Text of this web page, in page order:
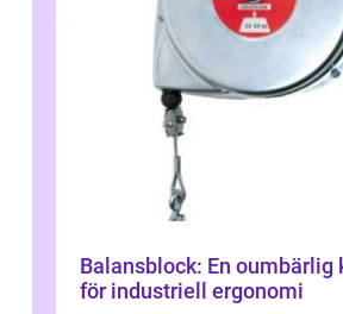
Balansblock: En oumbärlig
för industriell ergonomi